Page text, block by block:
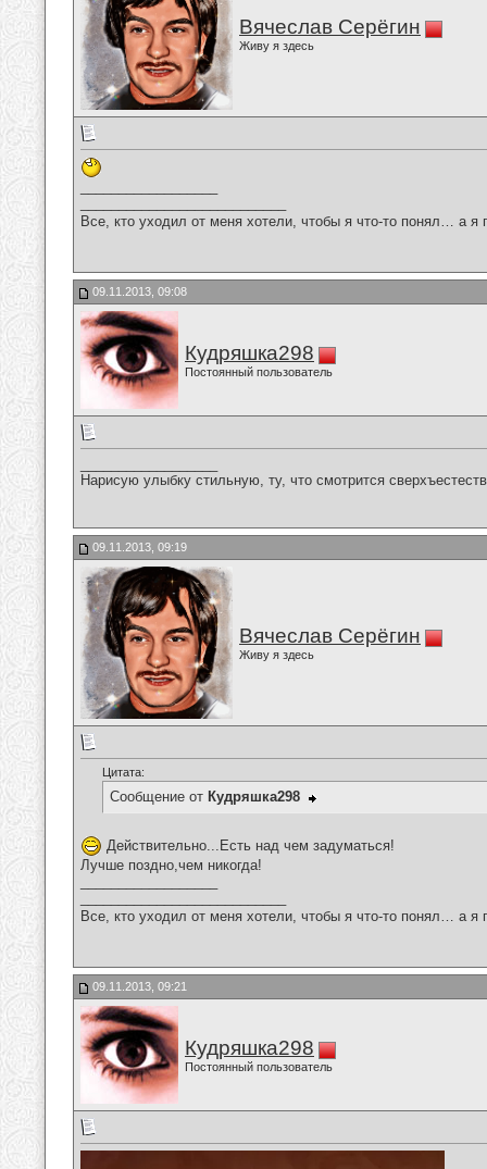
Вячеслав Серёгин
Живу я здесь
Все, кто уходил от меня хотели, чтобы я что-то понял… а
09.11.2013, 09:08
Кудряшка298
Постоянный пользователь
Нарисую улыбку стильную, ту, что смотрится
09.11.2013, 09:19
Вячеслав Серёгин
Живу я здесь
Цитата:
Сообщение от Кудряшка298
Действительно...Есть над чем задуматься!
Лучше поздно,чем никогда!
Все, кто уходил от меня хотели, чтобы я что-то понял… а
09.11.2013, 09:21
Кудряшка298
Постоянный пользователь